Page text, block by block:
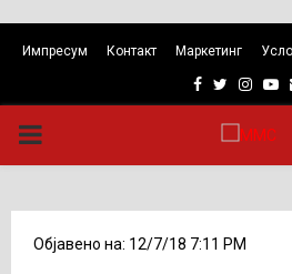
Импресум Контакт Маркетинг
Facebook
Twitter
PRIMARY
Објавено на: 12/7/18 7:11 PM